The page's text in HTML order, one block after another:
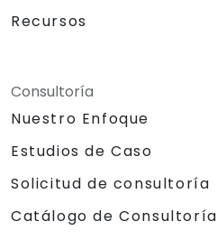
Recursos
Consultoría
Nuestro Enfoque
Estudios de Caso
Solicitud de consultoría
Catálogo de Consultoría